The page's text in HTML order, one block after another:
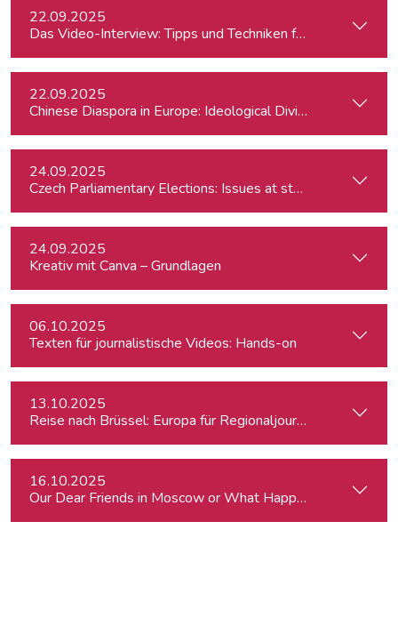
22.09.2025
Das Video-Interview: Tipps und Techniken für TV und Web
22.09.2025
Chinese Diaspora in Europe: Ideological Divides,
24.09.2025
Czech Parliamentary Elections: Issues at stake and
24.09.2025
Kreativ mit Canva – Grundlagen
06.10.2025
Texten für journalistische Videos: Hands-on
13.10.2025
Reise nach Brüssel: Europa für Regionaljournalist:innen
16.10.2025
Our Dear Friends in Moscow or What Happened to